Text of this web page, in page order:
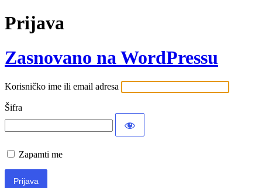
Prijava
Zasnovano na WordPressu
Korisničko ime ili email adresa
Šifra
Zapamti me